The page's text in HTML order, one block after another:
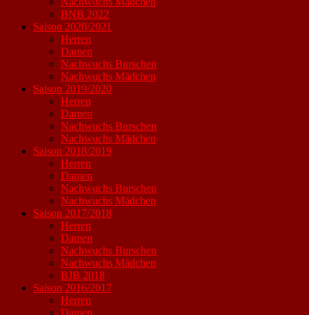
BNB 2022
Saison 2020/2021
Herren
Damen
Nachwuchs Burschen
Nachwuchs Mädchen
Saison 2019/2020
Herren
Damen
Nachwuchs Burschen
Nachwuchs Mädchen
Saison 2018/2019
Herren
Damen
Nachwuchs Burschen
Nachwuchs Mädchen
Saison 2017/2018
Herren
Damen
Nachwuchs Burschen
Nachwuchs Mädchen
BJB 2018
Saison 2016/2017
Herren